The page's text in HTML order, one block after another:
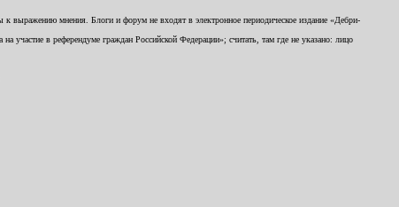
к выражению мнения. Блоги и форум не входят в электронное периодическое издание «Дебри-
в референдуме граждан Российской Федерации»; считать, там где не указано: лицо